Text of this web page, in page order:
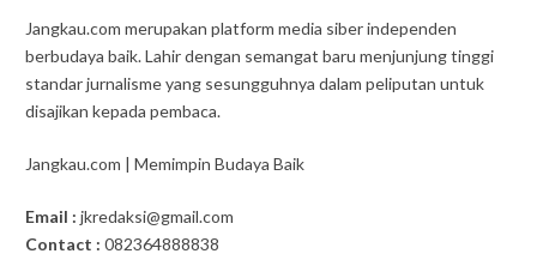
Jangkau.com merupakan platform media siber independen
berbudaya baik. Lahir dengan semangat baru menjunjung tinggi
standar jurnalisme yang sesungguhnya dalam peliputan untuk
disajikan kepada pembaca.
Jangkau.com | Memimpin Budaya Baik
Email : jkredaksi@gmail.com
Contact : 082364888838